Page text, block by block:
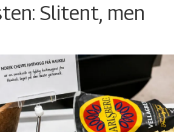
Slitent, men